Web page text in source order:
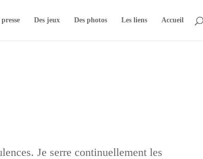
Des jeux Des photos Les liens Accueil
Je serre continuellement les